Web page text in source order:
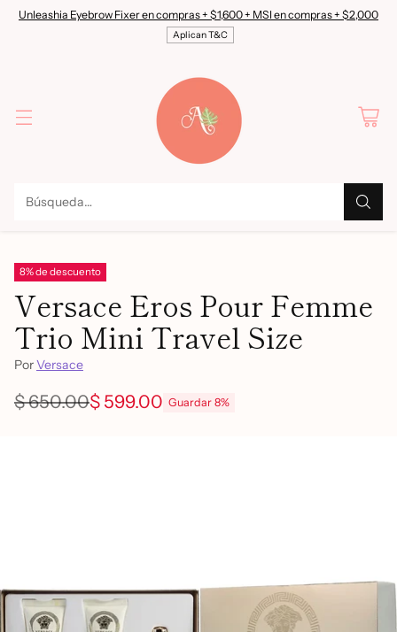
Unleashia Eyebrow Fixer en compras + $1,600 + MSI en compras + $2,000
Aplican T&C
Búsqueda…
8% de descuento
Versace Eros Pour Femme
Trio Mini Travel Size
PorVersace
Precio
$ 650.00$ 599.00 Guardar 8%